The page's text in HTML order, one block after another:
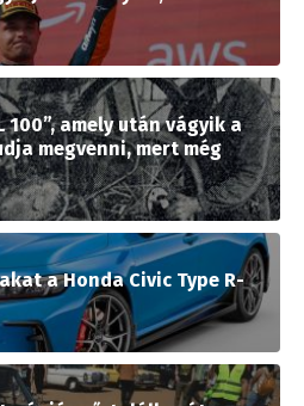
100”, amely után vágyik a
megvenni, mert még
a Honda Civic Type R-